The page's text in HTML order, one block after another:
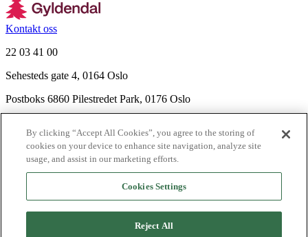
Kontakt oss
22 03 41 00
Sehesteds gate 4, 0164 Oslo
Postboks 6860 Pilestredet Park, 0176 Oslo
Nyhetsbrev
Ledige stillinger
Send inn manus
By clicking “Accept All Cookies”, you agree to the storing of
cookies on your device to enhance site navigation, analyze site
usage, and assist in our marketing efforts.
Cookies Settings
Reject All